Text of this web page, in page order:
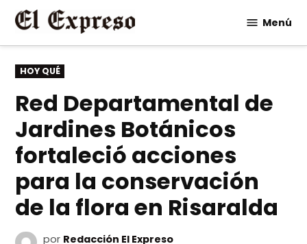
Saltar
contenido
Menú
PUBLICADO
EN
HOY QUÉ
Red Departamental de
Jardines Botánicos
fortaleció acciones
para la conservación
de la flora en Risaralda
por Redacción El Expreso